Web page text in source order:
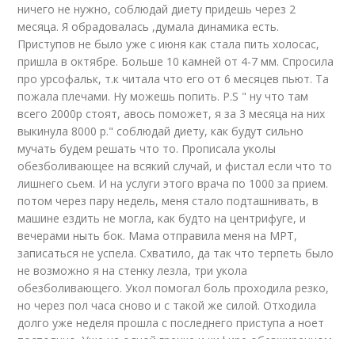
ничего не нужно, соблюдай диету придешь через 2
месяца. Я обрадовалась ,думала динамика есть.
Приступов не было уже с июня как стала пить холосас,
пришла в октябре. Больше 10 камней от 4-7 мм. Спросила
про урсофальк, т.к читала что его от 6 месяцев пьют. Та
пожала плечами. Ну можешь попить. P.S " ну что там
всего 2000р стоят, авось поможет, я за 3 месяца на них
выкинула 8000 р." соблюдай диету, как будут сильно
мучать будем решать что то. Прописала уколы
обезболивающее на всякий случай, и фистал если что то
лишнего сьем. И на услуги этого врача по 1000 за прием.
потом через пару недель, меня стало подташнивать, в
машине ездить не могла, как будто на центрифуге, и
вечерами ныть бок. Мама отправила меня на МРТ,
записаться не успела. Схватило, да так что терпеть было
не возможно я на стенку лезла, три укола
обезболивающего. Укол помогал боль проходила резко,
но через пол часа сново и с такой же силой. Отходила
долго уже неделя прошла с последнего приступа а ноет